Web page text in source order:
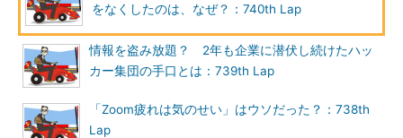
をなくしたのは、なぜ？：740th Lap
情報を盗み放題？ 2年も企業に潜伏し続けたハッ
カー集団の手口とは：739th Lap
「Zoom疲れは気のせい」はウソだった？：738th
Lap